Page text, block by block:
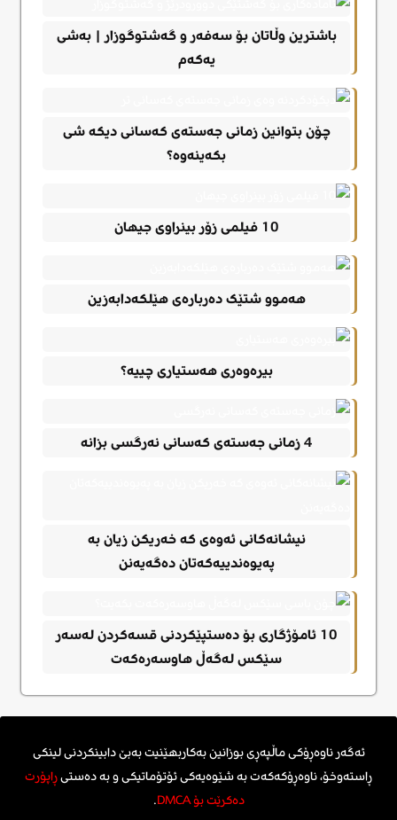
باشترین وڵاتان بۆ سەفەر و گەشتوگوزار | بەشی
یەکەم
چۆن بتوانین زمانی جەستەی کەسانی دیکە شی
بکەینەوە؟
10 فیلمی زۆر بینراوی جیهان
هەموو شتێک دەربارەی هێلکەدابەزین
بیرەوەری هەستیاری چییە؟
4 زمانی جەستەی کەسانی نەرگسی بزانە
نیشانەکانی ئەوەی کە خەریکن زیان بە
پەیوەندییەکەتان دەگەیەنن
10 ئامۆژگاری بۆ دەستپێکردنی قسەکردن لەسەر
سێکس لەگەڵ هاوسەرەکەت
ئەگەر ناوەڕۆکی ماڵپەڕی بوزانین بەکاربهێنیت بەبێ دابینکردنی لینکی
ڕاستەوخۆ، ناوەڕۆکەکەت بە شێوەیەکی ئۆتۆماتیکی و بە دەستیڕاپۆرت
دەکرێت بۆ DMCA
.